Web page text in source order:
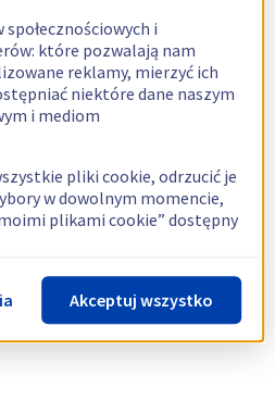
i
które pozwalają nam
reklamy, mierzyć ich
niektóre dane naszym
i mediom
pliki cookie, odrzucić je
w dowolnym momencie,
plikami cookie” dostępny
w naszejpolityce
plików cookie.
Akceptuj wszystko